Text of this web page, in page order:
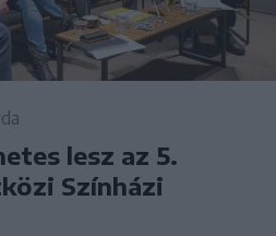
lesz az 5.
Színházi